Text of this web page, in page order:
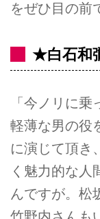
をぜひ目の前
★白石和
「今ノリに
軽薄な男の役
に演じて頂き
く魅力的な人
んですが。松